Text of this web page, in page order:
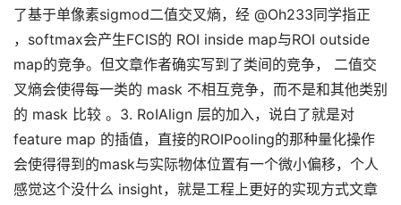
了基于单像素sigmod二值交叉熵，经 @Oh233同学指正
，softmax会产生FCIS的 ROI inside map与ROI outside
map的竞争。但文章作者确实写到了类间的竞争， 二值交
叉熵会使得每一类的 mask 不相互竞争，而不是和其他类别
的 mask 比较 。3. RoIAlign 层的加入，说白了就是对
feature map 的插值，直接的ROIPooling的那种量化操作
会使得得到的mask与实际物体位置有一个微小偏移，个人
感觉这个没什么 insight，就是工程上更好的实现方式文章